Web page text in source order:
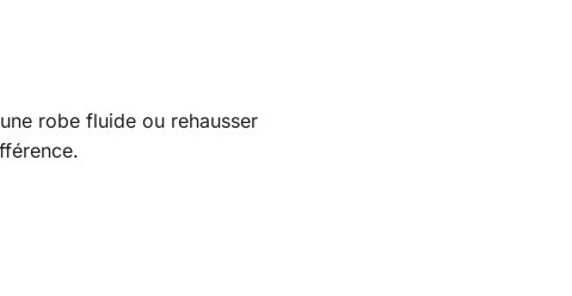
robe fluide ou rehausser